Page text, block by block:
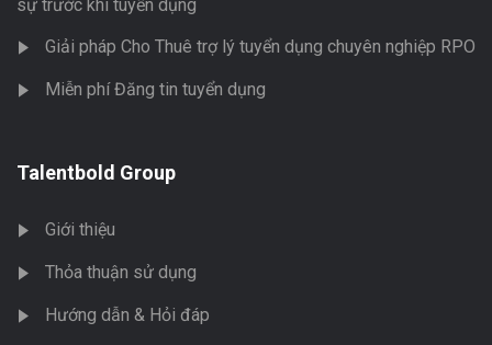
sự trước khi tuyển dụng
Giải pháp Cho Thuê trợ lý tuyển dụng chuyên nghiệp RPO
Miễn phí Đăng tin tuyển dụng
Talentbold Group
Giới thiệu
Thỏa thuận sử dụng
Hướng dẫn & Hỏi đáp